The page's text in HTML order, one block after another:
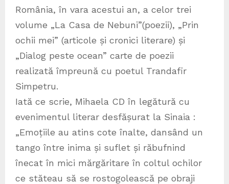
România, în vara acestui an, a celor trei
volume „La Casa de Nebuni”(poezii), „Prin
ochii mei” (articole și cronici literare) și
„Dialog peste ocean” carte de poezii
realizată împreună cu poetul Trandafir
Simpetru.
Iată ce scrie, Mihaela CD în legătură cu
evenimentul literar desfășurat la Sinaia :
„Emoțiile au atins cote înalte, dansând un
tango între inima și suflet și răbufnind
înecat în mici mărgăritare în coltul ochilor
ce stăteau să se rostogolească pe obraji